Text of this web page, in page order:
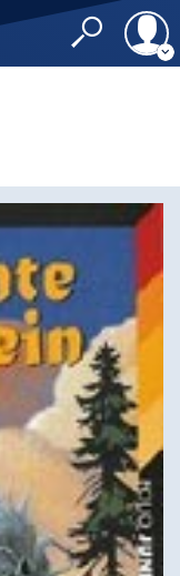
Mot de passe
Rester
CONNEXION
J'ai oublié mon
Toujours pas